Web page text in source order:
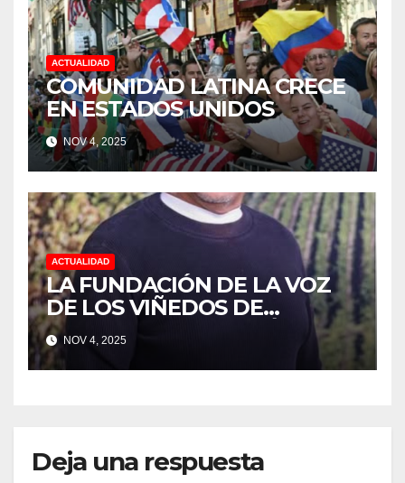
UVAS
ACTUALIDAD
COMUNIDAD LATINA CRECE
EN ESTADOS UNIDOS
NOV 4, 2025
ACTUALIDAD
LA FUNDACIÓN DE LA VOZ
DE LOS VIÑEDOS DE
SONOMA RECONOCIÓ A
CUATRO “ EMPLEADOS DEL
MES” POR SU LIDERAZGO Y
NOV 4, 2025
Deja una respuesta